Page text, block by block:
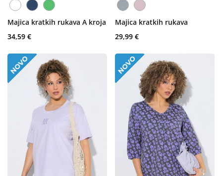
Majica kratkih rukava A kroja
34,59 €
Majica kratkih rukava
29,99 €